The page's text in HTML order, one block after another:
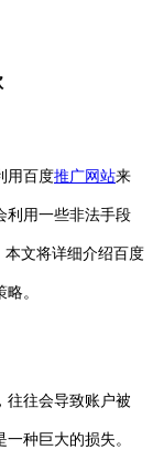
用百度推广网站来
利用一些非法手段
本文将详细介绍百度
。
往往会导致账户被
种巨大的损失。